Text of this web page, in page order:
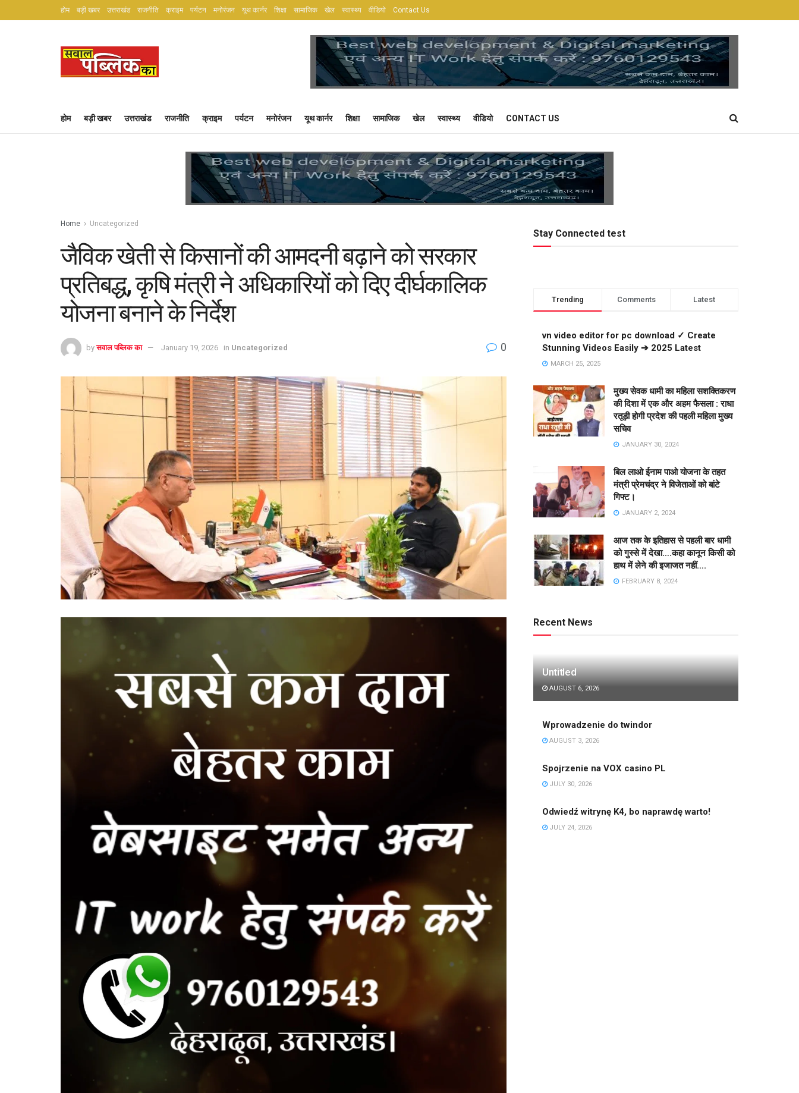
होम बड़ी खबर उत्तराखंड राजनीति क्राइम पर्यटन मनोरंजन यूथ कार्नर शिक्षा सामाजिक खेल स्वास्थ्य वीडियो Contact Us
होम बड़ी खबर उत्तराखंड राजनीति क्राइम पर्यटन मनोरंजन यूथ कार्नर शिक्षा सामाजिक खेल स्वास्थ्य वीडियो CONTACT US
Home Uncategorized
जैविक खेती से किसानों की आमदनी बढ़ाने को सरकार
प्रतिबद्ध, कृषि मंत्री ने अधिकारियों को दिए दीर्घकालिक
योजना बनाने के निर्देश
by सवाल पब्लिक का January 19, 2026 in Uncategorized 0
Stay Connected test
Trending Comments Latest
vn video editor for pc download ✓ Create
Stunning Videos Easily ➔ 2025 Latest
MARCH 25, 2025
मुख्य सेवक धामी का महिला सशक्तिकरण
की दिशा में एक और अहम फैसला : राधा
रतूड़ी होगी प्रदेश की पहली महिला मुख्य
सचिव
JANUARY 30, 2024
बिल लाओ ईनाम पाओ योजना के तहत
मंत्री प्रेमचंद्र ने विजेताओं को बांटे
गिफ्ट।
JANUARY 2, 2024
आज तक के इतिहास से पहली बार धामी
को गुस्से में देखा….कहा कानून किसी को
हाथ में लेने की इजाजत नहीं….
FEBRUARY 8, 2024
Recent News
Untitled
AUGUST 6, 2026
Wprowadzenie do twindor
AUGUST 3, 2026
Spojrzenie na VOX casino PL
JULY 30, 2026
Odwiedź witrynę K4, bo naprawdę warto!
JULY 24, 2026